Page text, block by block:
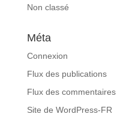
Non classé
Méta
Connexion
Flux des publications
Flux des commentaires
Site de WordPress-FR